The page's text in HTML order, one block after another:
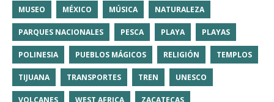
MUSEO MÉXICO MÚSICA NATURALEZA
PARQUES NACIONALES PESCA PLAYA PLAYAS
POLINESIA PUEBLOS MÁGICOS RELIGIÓN TEMPLOS
TIJUANA TRANSPORTES TREN UNESCO
VOLCANES WEST AFRICA ZACATECAS